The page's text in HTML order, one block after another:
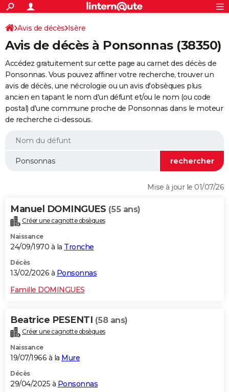
ACTUALITÉS
Politique
Société
Faits Divers
Education
Monde
Villes
+
SPORT
Coupe du monde 2026
Football
Tennis
Cyclisme
Rugby
Forum
Programme TV
TNT
Streaming
Cinéma
Sorties cinéma
Musique
+
FINANCE
Retraite
Impôts
Epargne
Immobilier
Risques naturels par ville
Banque
Assurance
Crédit
AUTO
Essais
Réserver un essai
Citadines
Berlines
SUV
Forum auto
+
HIGH-TECH
BRICOLAGE
WEEK-END
Alimentation
Guide de la santé
Maladies
Médicaments
Sommeil
VOYAGE
Destinations
City break
Voyage nature
Voyage de noces
Forum
Climat
+PHOTO
GUIDES D'ACHAT
Carte de Noël
Carte Bonne année
Carte Saint-Valentin
Carte Pâques
Carte d'anniversaire
DICTIONNAIRE
Dictionnaire
Biographies
Citations
Expressions
Proverbes
PROGRAMME TV
S'inscrire
Se connecter
Lycées
Collèges
Primaires
Universités
Entreprises
Service militaire
Avis de recherche
AVIS DE DÉCÈS
Avis de décès Isère
Avis de décès à Ponsonnas (38350)
Accédez gratuitement sur cette page au carnet des décès de
Ponsonnas. Vous pouvez affiner votre recherche, trouver un
avis de décès, une nécrologie ou un avis d'obsèques plus
ancien en tapant le nom d'un défunt et/ou le nom (ou code
postal) d'une commune proche de Ponsonnas dans le moteur
de recherche ci-dessous.
Mise à jour le 01/07/26
Manuel DOMINGUES (55 ans)
Créer une cagnotte obsèques
Naissance
24/09/1970 à la Tronche
Décès
13/02/2026 à Ponsonnas
Famille DOMINGUES
Beatrice PESENTI (58 ans)
Créer une cagnotte obsèques
Naissance
19/07/1966 à la Mure
Décès
29/04/2025 à Ponsonnas